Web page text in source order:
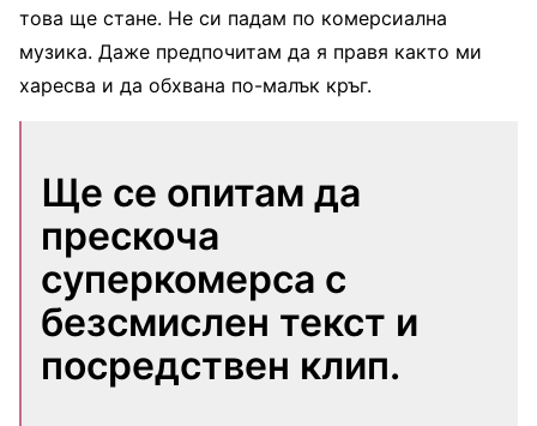
това ще стане. Не си падам по комерсиална
музика. Даже предпочитам да я правя както ми
харесва и да обхвана по-малък кръг.
Ще се опитам да
прескоча
суперкомерса с
безсмислен текст и
посредствен клип.